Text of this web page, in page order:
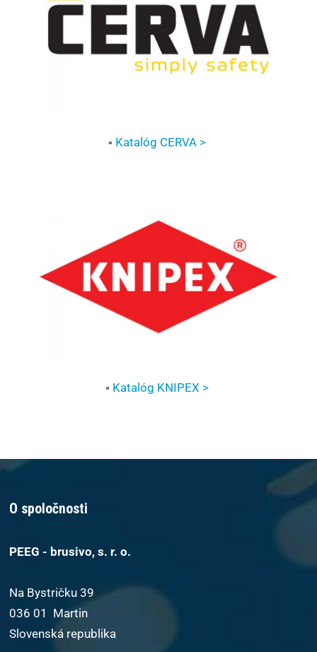
▪ Katalóg CERVA >
▪ Katalóg KNIPEX >
O spoločnosti
PEEG - brusivo, s. r. o.
Na Bystričku 39
036 01 Martin
Slovenská republika